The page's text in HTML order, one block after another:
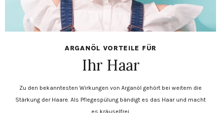
ARGANÖL VORTEILE FÜR
Ihr Haar
Zu den bekanntesten Wirkungen von Arganöl gehört bei weitem die
Stärkung der Haare. Als Pflegespülung bändigt es das Haar und macht
es kräuselfrei.